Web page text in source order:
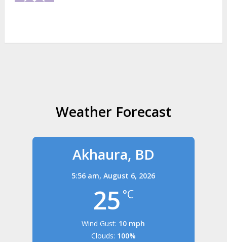
Weather Forecast
Akhaura, BD
5:56 am,August 6, 2026
25 °C
Wind Gust: 10 mph
Clouds: 100%